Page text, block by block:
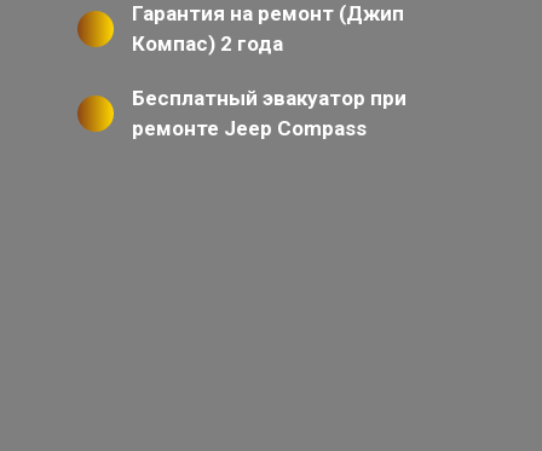
Гарантия на ремонт (Джип
Компас) 2 года
Бесплатный эвакуатор при
ремонте Jeep Compass